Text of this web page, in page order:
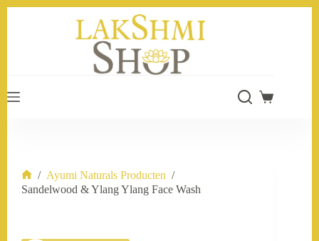
Home
/ Ayumi Naturals Producten /
Sandelwood & Ylang Ylang Face Wash